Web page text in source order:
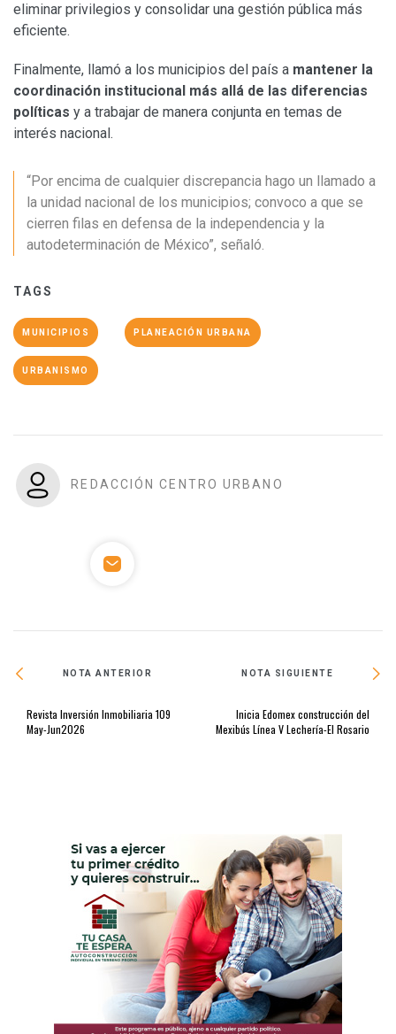
eliminar privilegios y consolidar una gestión pública más
eficiente.
Finalmente, llamó a los municipios del país a mantener la
coordinación institucional más allá de las diferencias
políticas y a trabajar de manera conjunta en temas de
interés nacional.
“Por encima de cualquier discrepancia hago un llamado a
la unidad nacional de los municipios; convoco a que se
cierren filas en defensa de la independencia y la
autodeterminación de México”, señaló.
TAGS
MUNICIPIOS PLANEACIÓN URBANA
URBANISMO
REDACCIÓN CENTRO URBANO
NOTA ANTERIOR
Revista Inversión Inmobiliaria 109
May-Jun2026
NOTA SIGUIENTE
Inicia Edomex construcción del
Mexibús Línea V Lechería-El Rosario